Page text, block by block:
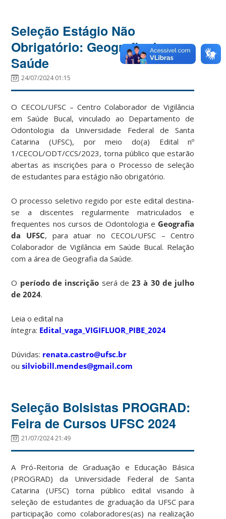
Seleção Estágio Não
Obrigatório: Geografia da
Saúde
24/07/2024 01:15
O CECOL/UFSC – Centro Colaborador de Vigilância
em Saúde Bucal, vinculado ao Departamento de
Odontologia da Universidade Federal de Santa
Catarina (UFSC), por meio do(a) Edital nº
1/CECOL/ODT/CCS/2023, torna público que estarão
abertas as inscrições para o Processo de seleção
de estudantes para estágio não obrigatório.
O processo seletivo regido por este edital destina-
se a discentes regularmente matriculados e
frequentes nos cursos de Odontologia e Geografia
da UFSC, para atuar no CECOL/UFSC – Centro
Colaborador de Vigilância em Saúde Bucal. Relação
com a área de Geografia da Saúde.
O período de inscrição será de 23 à 30 de julho
de 2024.
Leia o edital na
íntegra: Edital_vaga_VIGIFLUOR_PIBE_2024
Dúvidas: renata.castro@ufsc.br
ousilviobill.mendes@gmail.com
Seleção Bolsistas PROGRAD:
Feira de Cursos UFSC 2024
21/07/2024 21:49
A Pró-Reitoria de Graduação e Educação Básica
(PROGRAD) da Universidade Federal de Santa
Catarina (UFSC) torna público edital visando à
seleção de estudantes de graduação da UFSC para
participação como colaboradores(as) na realização